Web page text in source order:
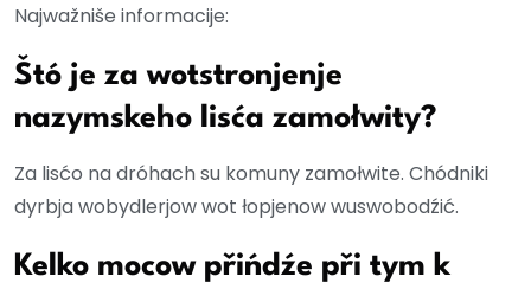
Najwažniše informacije:
Štó je za wotstronjenje
nazymskeho lisća zamołwity?
Za lisćo na dróhach su komuny zamołwite. Chódniki
dyrbja wobydlerjow wot łopjenow wuswobodźić.
Kelko mocow přińdźe při tym k